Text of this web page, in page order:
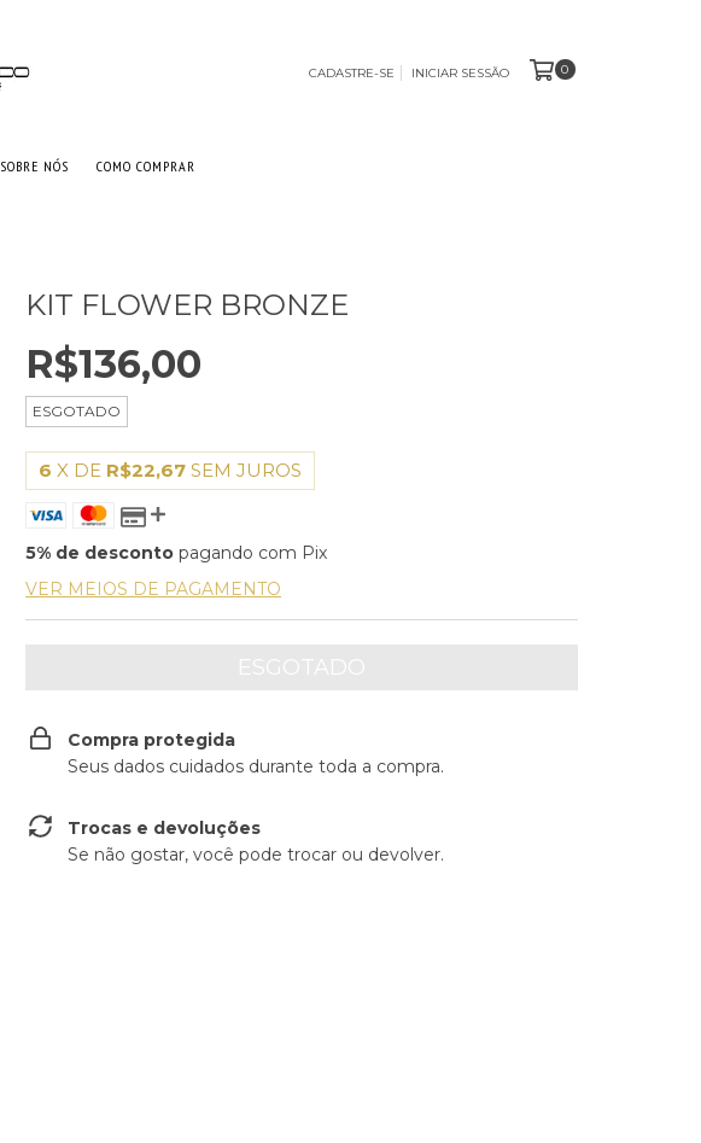
CADASTRE-SE INICIAR SESSÃO 0
SOBRE NÓS COMO COMPRAR
KIT FLOWER BRONZE
R$136,00
ESGOTADO
6 X DE R$22,67 SEM JUROS
5% de desconto pagando com Pix
VER MEIOS DE PAGAMENTO
Compra protegida
Seus dados cuidados durante toda a compra.
Trocas e devoluções
Se não gostar, você pode trocar ou devolver.